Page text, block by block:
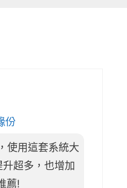
份
使用這套系統大
超多，也增加
薦!